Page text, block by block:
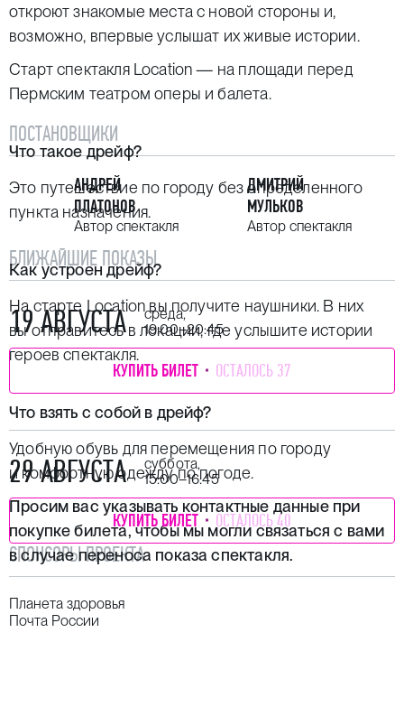
откроют знакомые места с новой стороны и,
возможно, впервые услышат их живые истории.
Старт спектакля Location — на площади перед
Пермским театром оперы и балета.
Что такое дрейф?
Это путешествие по городу без определенного
пункта назначения.
Как устроен дрейф?
На старте Location вы получите наушники. В них
вы отправитесь в локации, где услышите истории
героев спектакля.
Что взять с собой в дрейф?
Удобную обувь для перемещения по городу
и комфортную одежду по погоде.
Просим вас указывать контактные данные при
покупке билета, чтобы мы могли связаться с вами
в случае переноса показа спектакля.
ПОСТАНОВЩИКИ
АНДРЕЙ
ПЛАТОНОВ
Автор спектакля
ДМИТРИЙ
МУЛЬКОВ
Автор спектакля
БЛИЖАЙШИЕ ПОКАЗЫ
19 АВГУСТА
среда,
19:00–20:45
КУПИТЬ БИЛЕТ ОСТАЛОСЬ 37
29 АВГУСТА
суббота,
15:00–16:45
КУПИТЬ БИЛЕТ ОСТАЛОСЬ 40
СПОНСОРЫ ПРОЕКТА
Планета здоровья
Почта России